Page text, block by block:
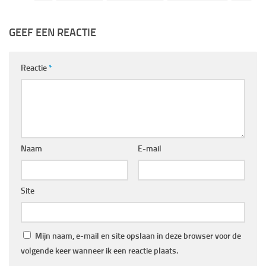
GEEF EEN REACTIE
Reactie*
Naam E-mail
Site
Mijn naam, e-mail en site opslaan in deze browser voor de
volgende keer wanneer ik een reactie plaats.